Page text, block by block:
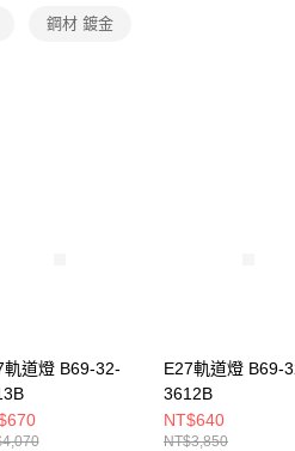
之訂單仍視為有效，需透過AFTEE先享
等相關疑問，請聯繫「AFTEE先享後付
額度不足之情形，本公司將視審查結果
人資訊註冊。若發現惡意使用之情形，
用戶之使用額度並採取法律行動。
鋼材 鍍金
軌道燈 B69-32-
E27軌道燈 B69-
3612B
NT$640
NT$3,850